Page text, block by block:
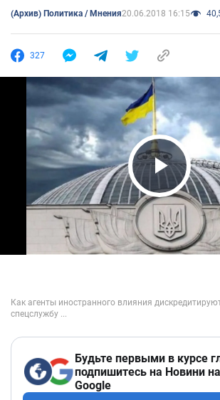
(Архив) Политика / Мнения20.06.2018 16:15
327
Play
Будьте первыми в курсе
подпишитесь на Новини
Google